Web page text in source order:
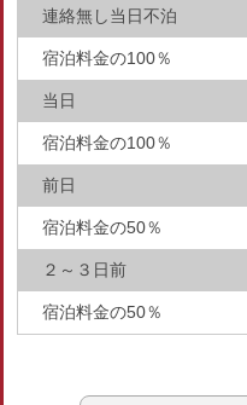
連絡無し当日不泊
宿泊料金の100％
当日
宿泊料金の100％
前日
宿泊料金の50％
２～３日前
宿泊料金の50％